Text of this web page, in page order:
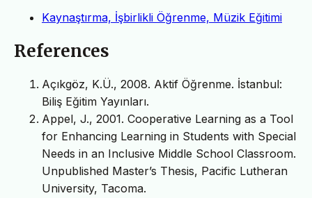
Kaynaştırma, İşbirlikli Öğrenme, Müzik Eğitimi
References
Açıkgöz, K.Ü., 2008. Aktif Öğrenme. İstanbul:
Biliş Eğitim Yayınları.
Appel, J., 2001. Cooperative Learning as a Tool
for Enhancing Learning in Students with Special
Needs in an Inclusive Middle School Classroom.
Unpublished Master’s Thesis, Pacific Lutheran
University, Tacoma.